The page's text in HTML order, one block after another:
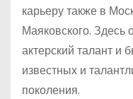
карьеру также в
Маяковского. Здесь
актерский талант и
известных и
поколения.